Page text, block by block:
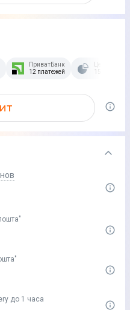
Скибочка.
ПриватБанк
12 платежей
15 платежей
до 1 часа